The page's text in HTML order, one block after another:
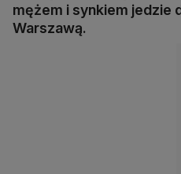
mężem i synkiem jedzie
Warszawą.